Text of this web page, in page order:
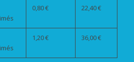
0,80 € 22,40 €
1,20 € 36,00 €